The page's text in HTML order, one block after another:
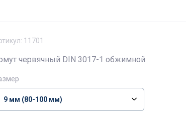
11701
червячный DIN 3017-1 обжимной